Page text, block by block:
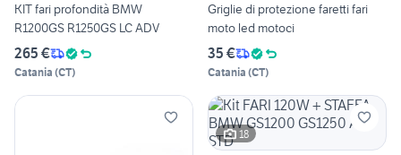
KIT fari profondità BMW
R1200GS R1250GS LC ADV
265 €
Catania (CT)
Griglie di protezione faretti fari
moto led motoci
35 €
Catania (CT)
18